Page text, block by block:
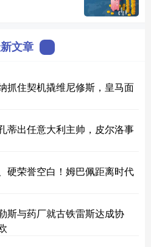
文章
抓住契机撬维尼修斯，皇马面
蒂出任意大利主帅，皮尔洛事
硬荣誉空白！姆巴佩距离时代
斯与药厂就古铁雷斯达成协